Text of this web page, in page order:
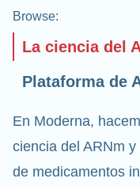
Browse:
La ciencia del
Plataforma de
En Moderna,
ciencia del ARNm
de medicamentos